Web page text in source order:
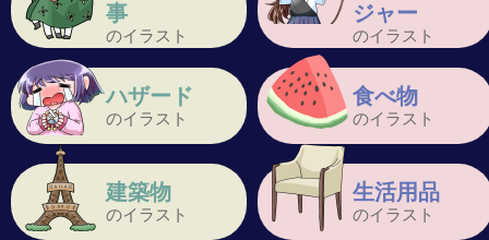
事
のイラスト
ジャー
のイラスト
ハザード
のイラスト
食べ物
のイラスト
建築物
のイラスト
生活用品
のイラスト